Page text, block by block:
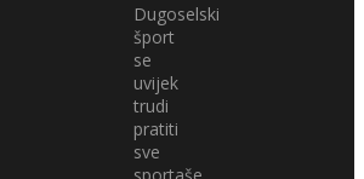
Dugoselski
šport
se
uvijek
trudi
pratiti
sve
sportaše